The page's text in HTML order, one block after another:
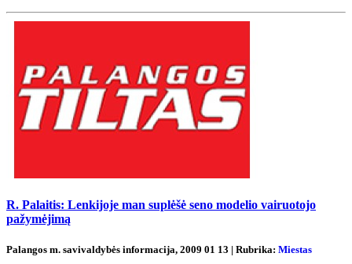
R. Palaitis: Lenkijoje man suplėšė seno modelio vairuotojo
pažymėjimą
Palangos m. savivaldybės informacija, 2009 01 13 | Rubrika: Miestas